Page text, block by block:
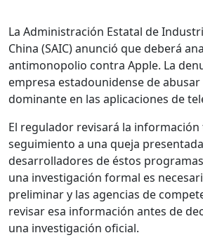
La Administración Estatal de
China (SAIC) anunció que deberá
antimonopolio contra Apple. La
empresa estadounidense de
dominante en las aplicaciones de
El regulador revisará la
seguimiento a una queja
desarrolladores de éstos
una investigación formal es
preliminar y las agencias de
revisar esa información antes de
una investigación oficial.